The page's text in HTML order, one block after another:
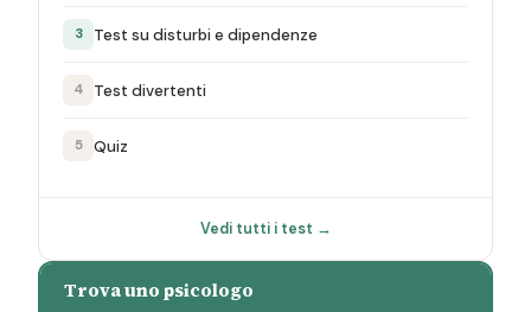
3 Test su disturbi e dipendenze
4 Test divertenti
5 Quiz
Vedi tutti i test →
Trova uno psicologo